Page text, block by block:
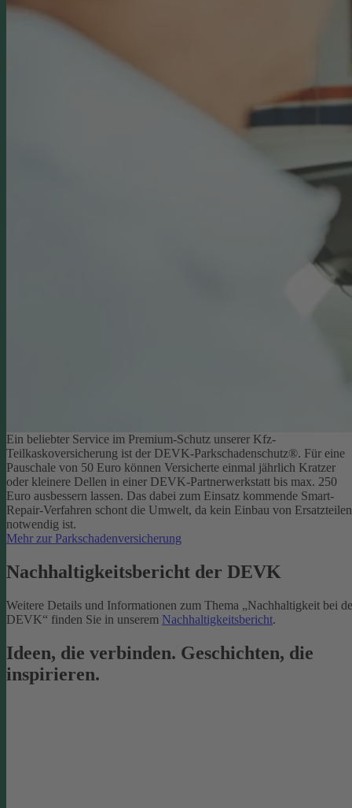
Ein beliebter Service im Premium-Schutz unserer Kfz-
Teilkaskoversicherung ist der DEVK-Parkschadenschutz®. Für eine
Pauschale von 50 Euro können Versicherte einmal jährlich Kratzer
oder kleinere Dellen in einer DEVK-Partnerwerkstatt bis max. 250
Euro ausbessern lassen. Das dabei zum Einsatz kommende Smart-
Repair-Verfahren schont die Umwelt, da kein Einbau von Ersatzteilen
notwendig ist.
Mehr zur Parkschadenversicherung
Nachhaltigkeitsbericht der DEVK
Weitere Details und Informationen zum Thema „Nachhaltigkeit bei
DEVK“ finden Sie in unserem Nachhaltigkeitsbericht.
Ideen, die verbinden. Geschichten, die
inspirieren.